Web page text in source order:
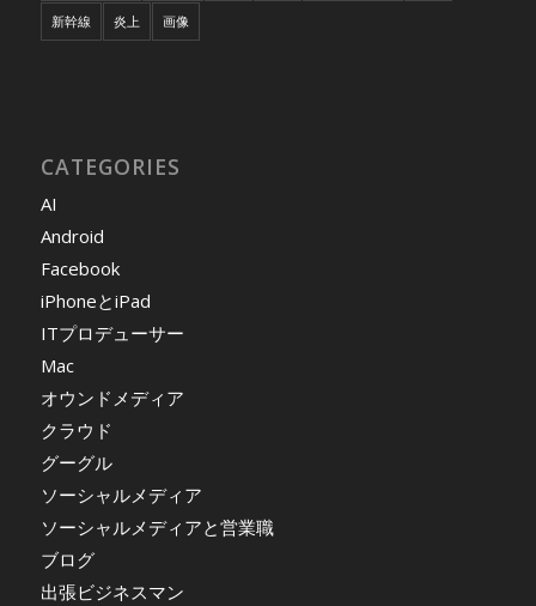
新幹線 炎上 画像
CATEGORIES
AI
Android
Facebook
iPhoneとiPad
ITプロデューサー
Mac
オウンドメディア
クラウド
グーグル
ソーシャルメディア
ソーシャルメディアと営業職
ブログ
出張ビジネスマン